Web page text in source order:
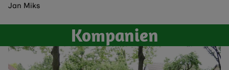
Jan Miks
Kompanien